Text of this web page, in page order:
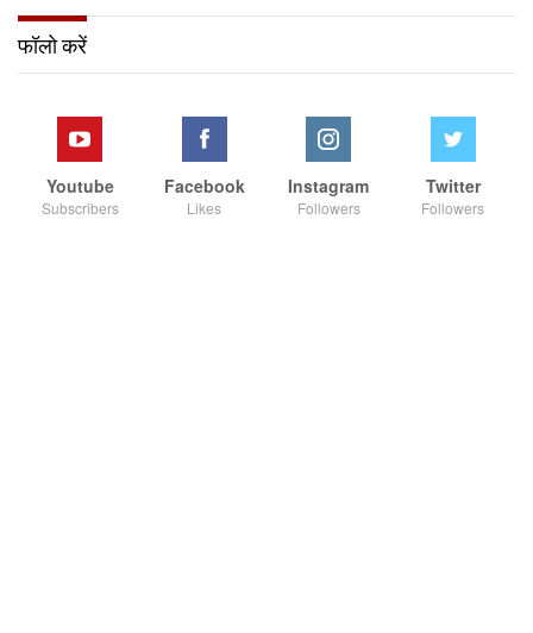
फॉलो करें
Youtube
Subscribers
Facebook
Likes
Instagram
Followers
Twitter
Followers